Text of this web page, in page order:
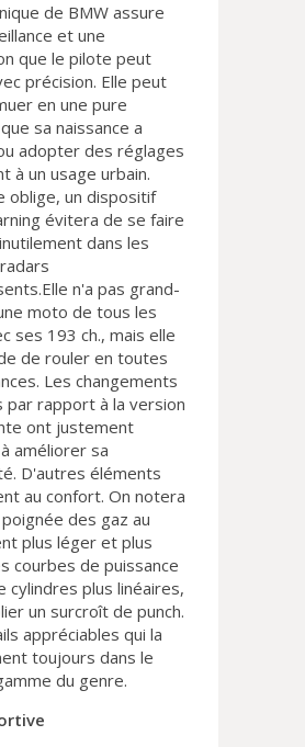
de BMW assure
et une
que le pilote peut
précision. Elle peut
en une pure
sa naissance a
adopter des réglages
à un usage urbain.
oblige, un dispositif
évitera de se faire
dans les
n'a pas grand-
moto de tous les
ses 193 ch., mais elle
de rouler en toutes
Les changements
par rapport à la version
ont justement
améliorer sa
D'autres éléments
au confort. On notera
des gaz au
plus léger et plus
courbes de puissance
cylindres plus linéaires,
un surcroît de punch.
appréciables qui la
toujours dans le
du genre.